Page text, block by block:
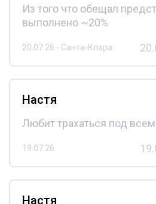
Из того что обещал
выполнено ~20%
20.07.26 - Санта-Клара
Настя
Любит трахаться под всем
19.07.26
Настя